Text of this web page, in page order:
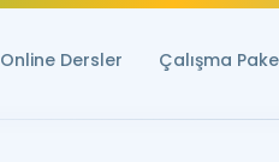
Online Dersler Çalışma